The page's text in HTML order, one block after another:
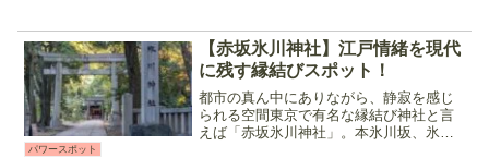
ます。「追う者(チェイサー)」としての役
割を持ちな...
パワースポット
【赤坂氷川神社】江戸情緒を現代
に残す縁結びスポット！
都市の真ん中にありながら、静寂を感じ
られる空間東京で有名な縁結び神社と言
えば「赤坂氷川神社」。本氷川坂、氷川